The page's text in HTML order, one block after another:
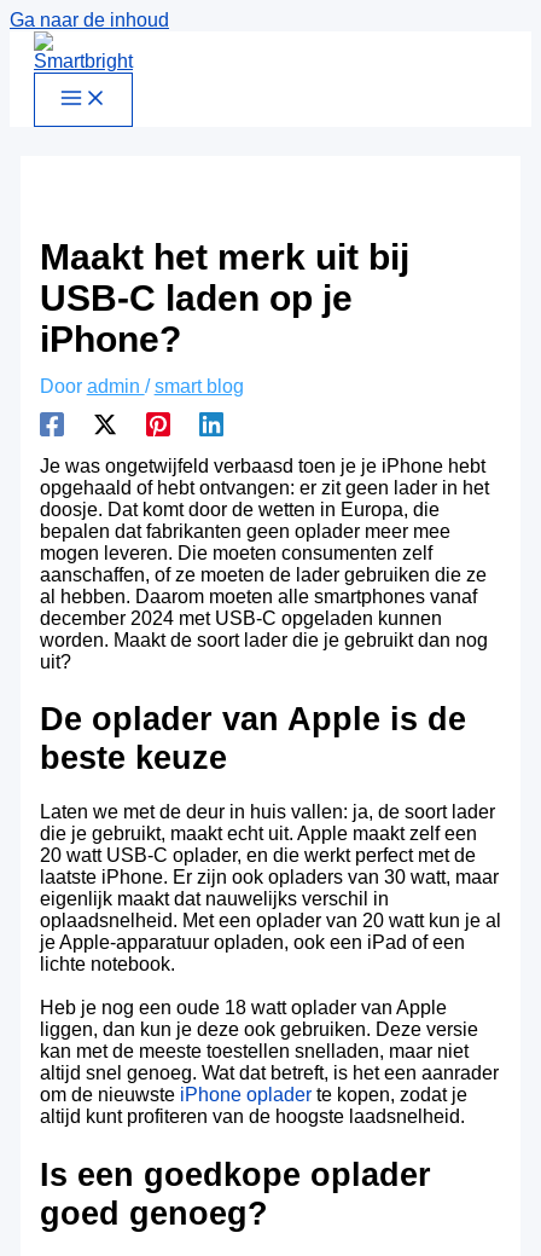
Ga naar de inhoud
Maakt het merk uit bij
USB-C laden op je
iPhone?
Door admin /smart blog
Je was ongetwijfeld verbaasd toen je je iPhone hebt
opgehaald of hebt ontvangen: er zit geen lader in het
doosje. Dat komt door de wetten in Europa, die
bepalen dat fabrikanten geen oplader meer mee
mogen leveren. Die moeten consumenten zelf
aanschaffen, of ze moeten de lader gebruiken die ze
al hebben. Daarom moeten alle smartphones vanaf
december 2024 met USB-C opgeladen kunnen
worden. Maakt de soort lader die je gebruikt dan nog
uit?
De oplader van Apple is de
beste keuze
Laten we met de deur in huis vallen: ja, de soort lader
die je gebruikt, maakt echt uit. Apple maakt zelf een
20 watt USB-C oplader, en die werkt perfect met de
laatste iPhone. Er zijn ook opladers van 30 watt, maar
eigenlijk maakt dat nauwelijks verschil in
oplaadsnelheid. Met een oplader van 20 watt kun je al
je Apple-apparatuur opladen, ook een iPad of een
lichte notebook.
Heb je nog een oude 18 watt oplader van Apple
liggen, dan kun je deze ook gebruiken. Deze versie
kan met de meeste toestellen snelladen, maar niet
altijd snel genoeg. Wat dat betreft, is het een aanrader
om de nieuwste iPhone opladerte kopen, zodat je
altijd kunt profiteren van de hoogste laadsnelheid.
Is een goedkope oplader
goed genoeg?